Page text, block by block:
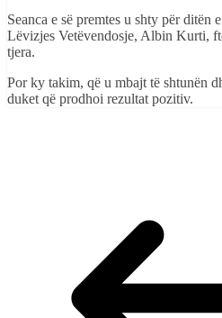
Seanca e së premtes u shty për ditën
Lëvizjes Vetëvendosje, Albin Kurti,
tjera.
Por ky takim, që u mbajt të shtunën
duket që prodhoi rezultat pozitiv.